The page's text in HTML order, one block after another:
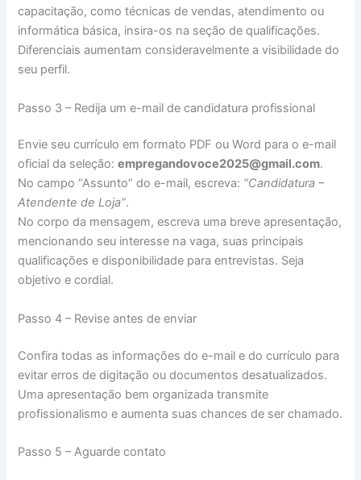
capacitação, como técnicas de vendas, atendimento ou
informática básica, insira-os na seção de qualificações.
Diferenciais aumentam consideravelmente a visibilidade do
seu perfil.
Passo 3 – Redija um e-mail de candidatura profissional
Envie seu currículo em formato PDF ou Word para o e-mail
oficial da seleção:empregandovoce2025@gmail.com.
No campo “Assunto” do e-mail, escreva: “Candidatura –
Atendente de Loja”.
No corpo da mensagem, escreva uma breve apresentação,
mencionando seu interesse na vaga, suas principais
qualificações e disponibilidade para entrevistas. Seja
objetivo e cordial.
Passo 4 – Revise antes de enviar
Confira todas as informações do e-mail e do currículo para
evitar erros de digitação ou documentos desatualizados.
Uma apresentação bem organizada transmite
profissionalismo e aumenta suas chances de ser chamado.
Passo 5 – Aguarde contato